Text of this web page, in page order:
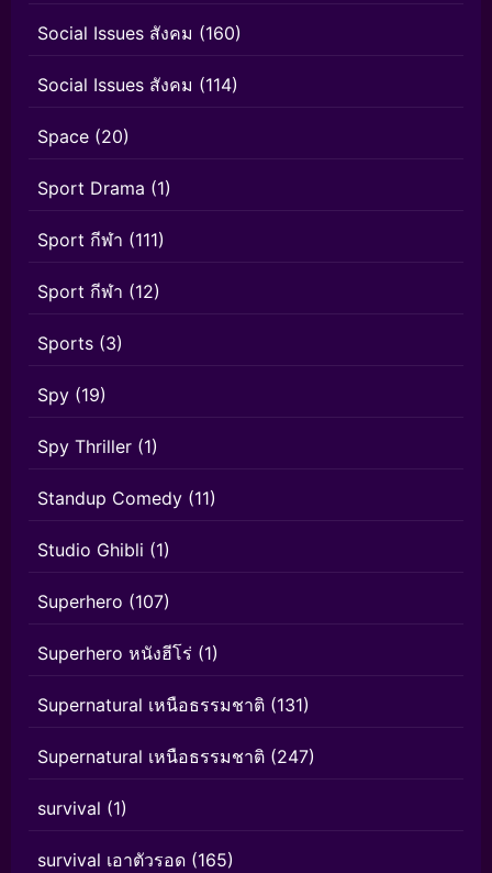
Social Issues สังคม (160)
Social Issues สังคม (114)
Space (20)
Sport Drama (1)
Sport กีฬา (111)
Sport กีฬา (12)
Sports (3)
Spy (19)
Spy Thriller (1)
Standup Comedy (11)
Studio Ghibli (1)
Superhero (107)
Superhero หนังฮีโร่ (1)
Supernatural เหนือธรรมชาติ (131)
Supernatural เหนือธรรมชาติ (247)
survival (1)
survival เอาตัวรอด (165)